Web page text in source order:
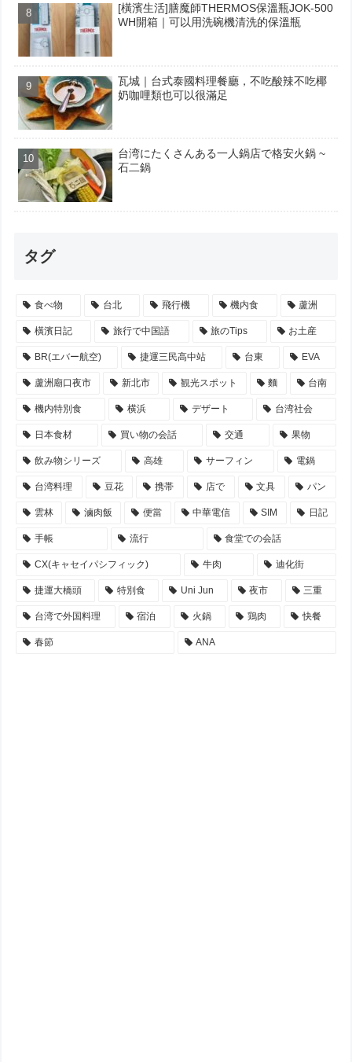
[橫濱生活]膳魔師THERMOS保溫瓶JOK-500
WH開箱｜可以用洗碗機清洗的保溫瓶
瓦城｜台式泰國料理餐廳，不吃酸辣不吃椰
奶咖哩類也可以很滿足
台湾にたくさんある一人鍋店で格安火鍋 ~
石二鍋
タグ
食べ物 台北 飛行機 機内食 蘆洲
橫濱日記 旅行で中国語 旅のTips お土産
BR(エバー航空) 捷運三民高中站 台東 EVA
蘆洲廟口夜市 新北市 観光スポット 麵 台南
機内特別食 横浜 デザート 台湾社会
日本食材 買い物の会話 交通 果物
飲み物シリーズ 高雄 サーフィン 電鍋
台湾料理 豆花 携帯 店で 文具 パン
雲林 滷肉飯 便當 中華電信 SIM 日記
手帳 流行 食堂での会話
CX(キャセイパシフィック) 牛肉 迪化街
捷運大橋頭 特別食 Uni Jun 夜市 三重
台湾で外国料理 宿泊 火鍋 鶏肉 快餐
春節 ANA